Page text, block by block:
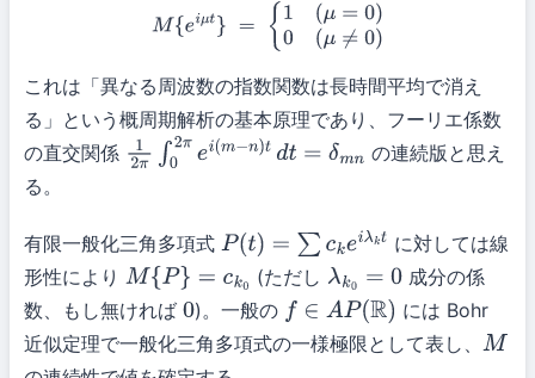
M{eiμt μ =0 (μ≠ 0)
これは「異なる周波数の指数関数は長時間平均で消え
る」という概周期解析の基本原理であり、フーリエ係数
の直交関係 12π ∫02 πei(m −n)t dt=δmn
の連続版と思え
る。
有限一般化三角多項式 P(t)= ∑c keiλkt
に対しては線
形性により M{ P}=c k0 (ただし λk0 =0
成分の係
数、もし無ければ 0)。一般の f∈A P(R)
には Bohr
近似定理で一般化三角多項式の一様極限として表し、 M